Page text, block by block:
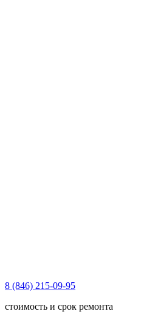
8 (846) 215-09-95
стоимость и срок ремонта